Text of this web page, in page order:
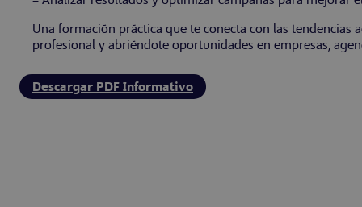
Una formación práctica que te conecta con las
profesional y abriéndote oportunidades en empresas,
Descargar PDF Informativo